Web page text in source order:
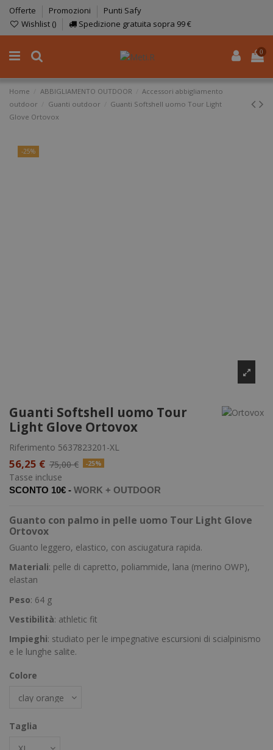
Offerte Promozioni
Punti Safy
Wishlist () Spedizione gratuita sopra 99 €
0
Home ABBIGLIAMENTO OUTDOOR
Accessori abbigliamento
outdoor
Guanti outdoor
Guanti Softshell uomo Tour Light
Glove Ortovox
-25%
Guanti Softshell uomo Tour
Light Glove Ortovox
Riferimento 5637823201-XL
56,25 € 75,00 € -25%
Tasse incluse
SCONTO 10€ - WORK + OUTDOOR
Guanto con palmo in pelle uomo Tour Light Glove
Ortovox
Guanto leggero, elastico, con asciugatura rapida.
Materiali: pelle di capretto, poliammide, lana (merino OWP),
elastan
Peso: 64 g
Vestibilità: athletic fit
Impieghi: studiato per le impegnative escursioni di scialpinismo
e le lunghe salite.
Colore
Taglia